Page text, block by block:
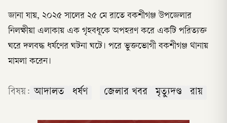
জানা যায়, ২০২৫ সালের ২৫ মে রাতে বকশীগঞ্জ উপজেলার
নিলক্ষীয়া এলাকায় এক গৃহবধূকে অপহরণ করে একটি পরিত্যক্ত
ঘরে দলবদ্ধ ধর্ষণের ঘটনা ঘটে। পরে ভুক্তভোগী বকশীগঞ্জ থানায়
মামলা করেন।
বিষয়: আদালত ধর্ষণ জেলার খবর মৃত্যুদণ্ড রায়